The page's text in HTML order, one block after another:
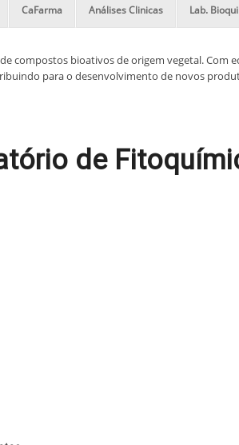
CaFarma Análises Clinicas Lab.
compostos bioativos de origem vegetal. Com
para o desenvolvimento de novos
de